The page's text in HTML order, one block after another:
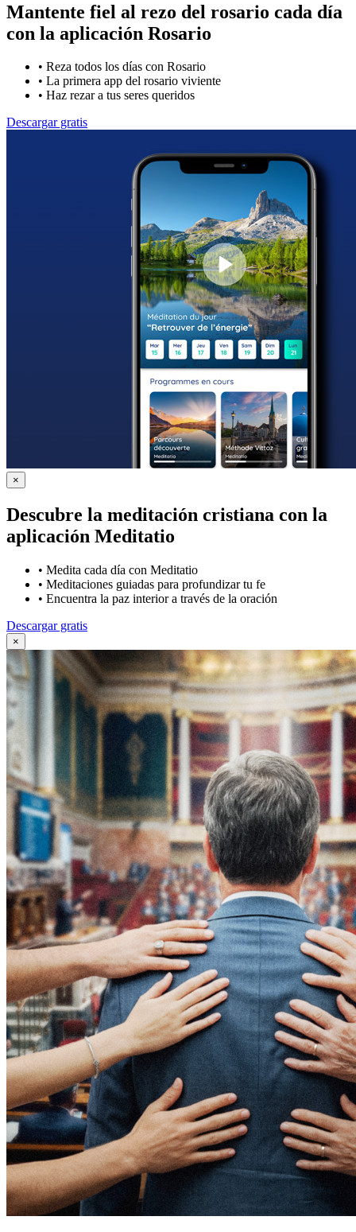
Mantente fiel al rezo del rosario cada día
con la aplicación Rosario
• Reza todos los días con Rosario
• La primera app del rosario viviente
• Haz rezar a tus seres queridos
Descargar gratis
×
Descubre la meditación cristiana con la
aplicación Meditatio
• Medita cada día con Meditatio
• Meditaciones guiadas para profundizar tu fe
• Encuentra la paz interior a través de la oración
Descargar gratis
×